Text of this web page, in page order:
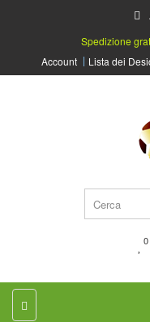
Spedizione
Account
Lista dei
0